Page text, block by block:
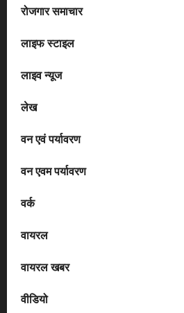
रोजगार समाचार
लाइफ स्टाइल
लाइव न्यूज
लेख
वन एवं पर्यावरण
वन एवम पर्यावरण
वर्क
वायरल
वायरल खबर
वीडियो